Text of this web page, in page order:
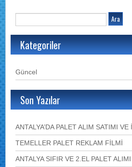
Kategoriler
Güncel
Son Yazılar
ANTALYA’DA PALET ALIM SATIMI VE
TEMELLER PALET REKLAM FİLMİ
ANTALYA SIFIR VE 2.EL PALET